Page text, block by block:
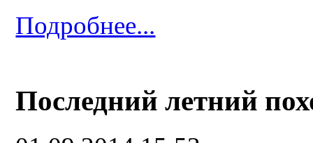
Подробнее...
Последний летний